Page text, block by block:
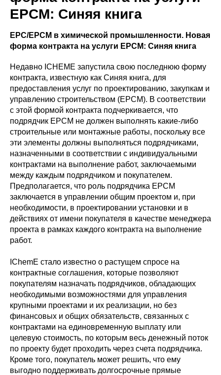
EPCM: Синяя книга
EPC/EPCM в химической промышленности. Новая
форма контракта на услуги EPCM: Синяя книга
Недавно ICHEME запустила свою последнюю форму
контракта, известную как Синяя книга, для
предоставления услуг по проектированию, закупкам и
управлению строительством (EPCM). В соответствии
с этой формой контракта подчеркивается, что
подрядчик EPCM не должен выполнять какие-либо
строительные или монтажные работы, поскольку все
эти элементы должны выполняться подрядчиками,
назначенными в соответствии с индивидуальными
контрактами на выполнение работ, заключаемыми
между каждым подрядчиком и покупателем.
Предполагается, что роль подрядчика EPCM
заключается в управлении общим проектом и, при
необходимости, в проектировании установки и в
действиях от имени покупателя в качестве менеджера
проекта в рамках каждого контракта на выполнение
работ.
IChemE стало известно о растущем спросе на
контрактные соглашения, которые позволяют
покупателям назначать подрядчиков, обладающих
необходимыми возможностями для управления
крупными проектами и их реализации, но без
финансовых и общих обязательств, связанных с
контрактами на единовременную выплату или
целевую стоимость, по которым весь денежный поток
по проекту будет проходить через счета подрядчика.
Кроме того, покупатель может решить, что ему
выгодно поддерживать долгосрочные прямые